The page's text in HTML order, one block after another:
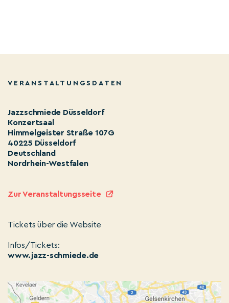
VERANSTALTUNGSDATEN
Jazzschmiede Düsseldorf
Konzertsaal
Himmelgeister Straße 107G
40225 Düsseldorf
Deutschland
Nordrhein-Westfalen
Zur Veranstaltungsseite
Tickets über die Website
Infos/Tickets:
www.jazz-schmiede.de